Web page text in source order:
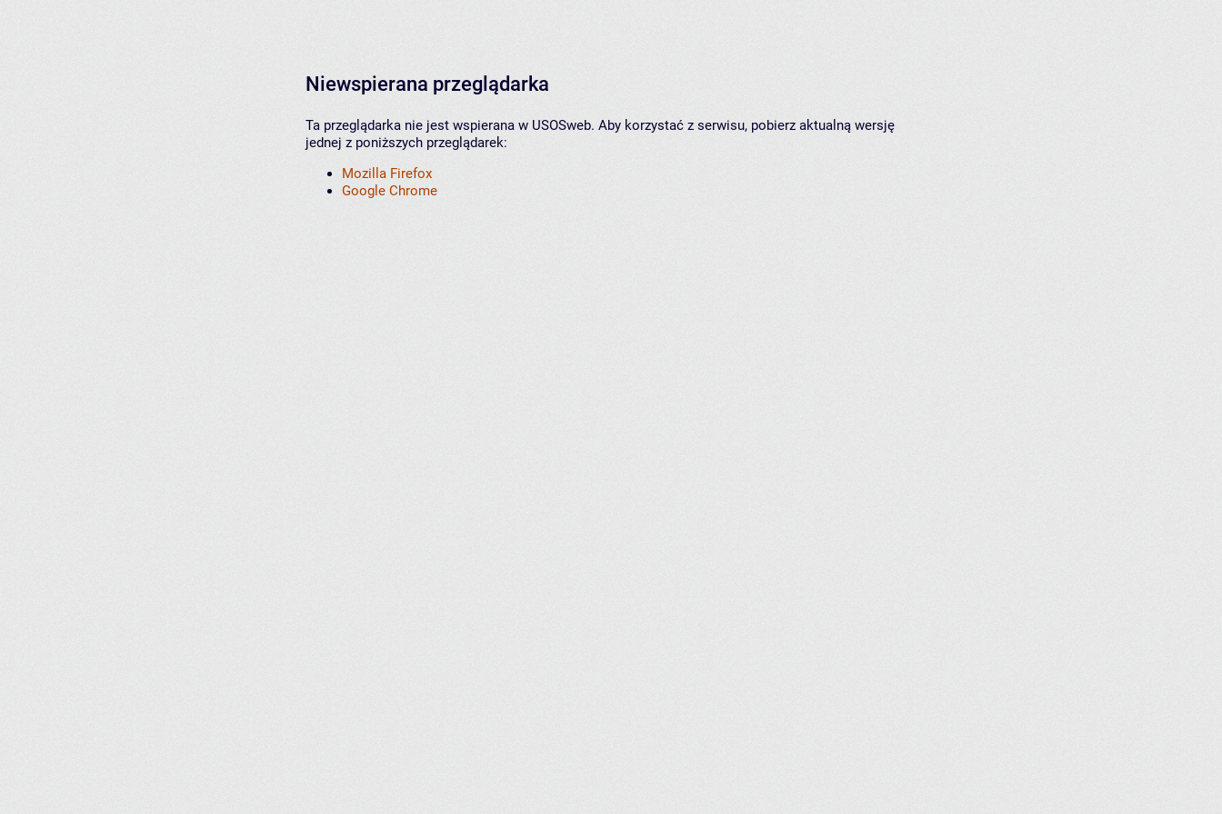
Niewspierana przeglądarka
Ta przeglądarka nie jest wspierana w USOSweb. Aby korzystać z serwisu, pobierz aktualną wersję
jednej z poniższych przeglądarek:
Mozilla Firefox
Google Chrome